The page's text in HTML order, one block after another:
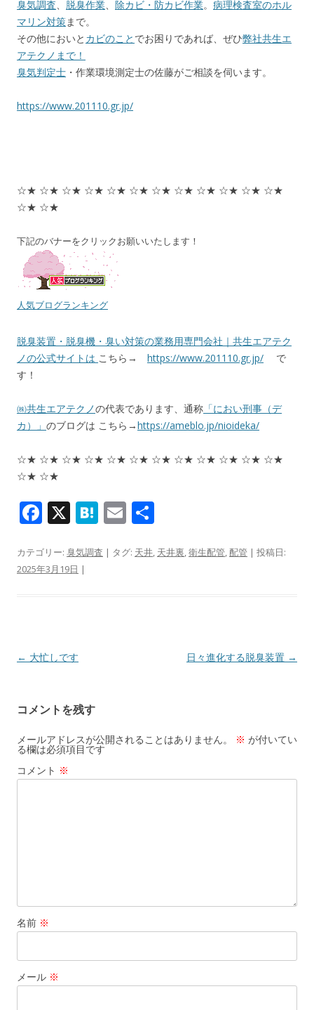
臭気調査、 脱臭作業、 除カビ・防カビ作業。 病理検査室のホル
マリン対策まで。
その他においと カビのこと でお困りであれば、ぜひ弊社共生エ
アテクノまで！
臭気判定士 ・作業環境測定士の佐藤がご相談を伺います。
https://www.201110.gr.jp/
☆★ ☆★ ☆★ ☆★ ☆★ ☆★ ☆★ ☆★ ☆★ ☆★ ☆★ ☆★
☆★ ☆★
下記のバナーをクリックお願いいたします！
人気ブログランキング
脱臭装置・脱臭機・臭い対策の業務用専門会社｜共生エアテク
ノの公式サイトは こちら→ https://www.201110.gr.jp/ で
す！
㈱共生エアテクノの代表であります、通称 「におい刑事（デ
カ）」 のブログは こちら→https://ameblo.jp/nioideka/
☆★ ☆★ ☆★ ☆★ ☆★ ☆★ ☆★ ☆★ ☆★ ☆★ ☆★ ☆★
☆★ ☆★
F
e
b
k
X H
e
E
ai
カテゴリー: 臭気調査 | タグ: 天井, 天井裏,衛生配管,配管 | 投稿日:
2025年3月19日 |
投稿ナビゲーション
← 大忙しです 日々進化する脱臭装置 →
コメントを残す
メールアドレスが公開されることはありません。 ※ が付いてい
る欄は必須項目です
コメント ※
名前 ※
メール ※